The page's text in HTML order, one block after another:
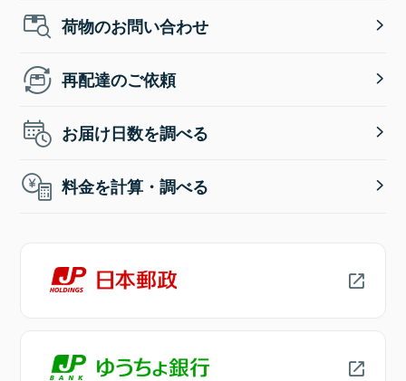
荷物のお問い合わせ
再配達のご依頼
お届け日数を調べる
料金を計算・調べる